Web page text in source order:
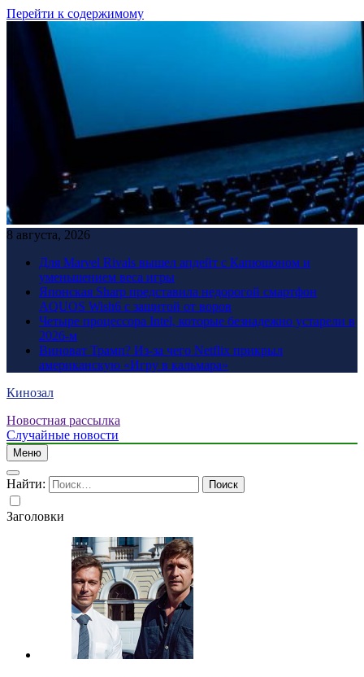
Перейти к содержимому
8 августа, 2026
Для Marvel Rivals вышел апдейт с Капюшоном и
уменьшением веса игры
Японская Sharp представила недорогой смартфон
AQUOS Wish6 с защитой от воров
Четыре процессора Intel, которые безнадежно устарели в
2026-м
Виноват Трамп? Из-за чего Netflix прикрыл
американскую «Игру в кальмара»
Кинозал
Новостная рассылка
Случайные новости
Меню
Найти:
Заголовки